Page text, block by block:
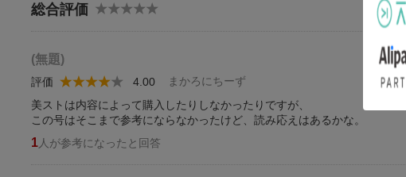
総合評価
(無題)
まかろにちーず
評価 4.00
美ストは内容によって購入したりしなかったりですが、
この号はそこまで参考にならなかったけど、読み応えはあるかな。
1 人が参考になったと回答